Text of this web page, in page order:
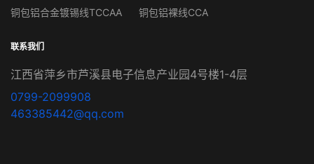
铜包铝合金镀锡线TCCAA
铜包铝裸线CCA
联系我们
江西省萍乡市芦溪县电子信息产业园4号楼1-4层
0799-2099908
463385442@qq.com